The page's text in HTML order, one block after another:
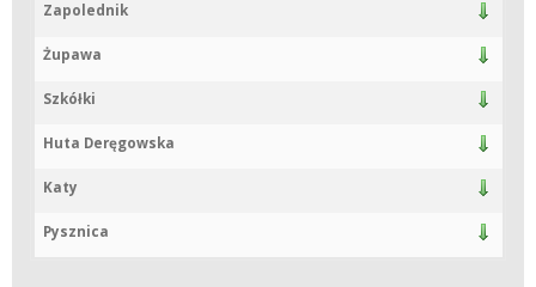
Zapolednik
Żupawa
Szkółki
Huta Deręgowska
Katy
Pysznica